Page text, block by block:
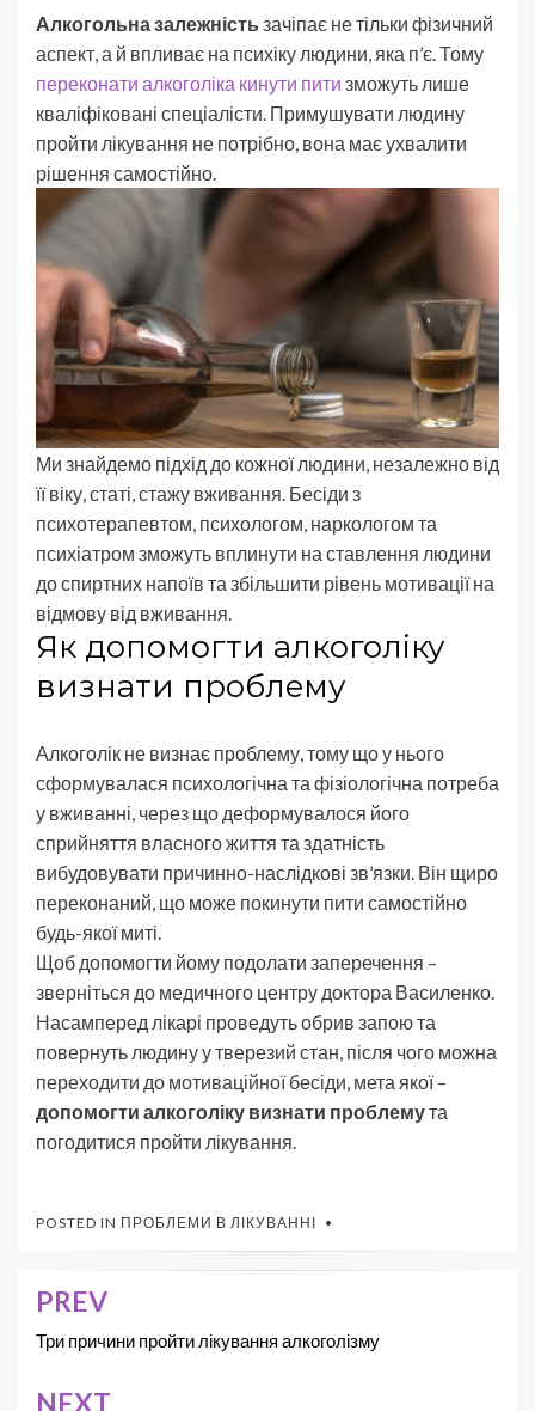
Алкогольна залежність зачіпає не тільки фізичний
аспект, а й впливає на психіку людини, яка п’є. Тому
переконати алкоголіка кинути пити зможуть лише
кваліфіковані спеціалісти. Примушувати людину
пройти лікування не потрібно, вона має ухвалити
рішення самостійно.
Ми знайдемо підхід до кожної людини, незалежно від
її віку, статі, стажу вживання. Бесіди з
психотерапевтом, психологом, наркологом та
психіатром зможуть вплинути на ставлення людини
до спиртних напоїв та збільшити рівень мотивації на
відмову від вживання.
Як допомогти алкоголіку
визнати проблему
Алкоголік не визнає проблему, тому що у нього
сформувалася психологічна та фізіологічна потреба
у вживанні, через що деформувалося його
сприйняття власного життя та здатність
вибудовувати причинно-наслідкові зв’язки. Він щиро
переконаний, що може покинути пити самостійно
будь-якої миті.
Щоб допомогти йому подолати заперечення –
зверніться до медичного центру доктора Василенко.
Насамперед лікарі проведуть обрив запою та
повернуть людину у тверезий стан, після чого можна
переходити до мотиваційної бесіди, мета якої –
допомогти алкоголіку визнати проблемута
погодитися пройти лікування.
POSTED IN ПРОБЛЕМИ В ЛІКУВАННІ
PREV
Три причини пройти лікування алкоголізму
NEXT